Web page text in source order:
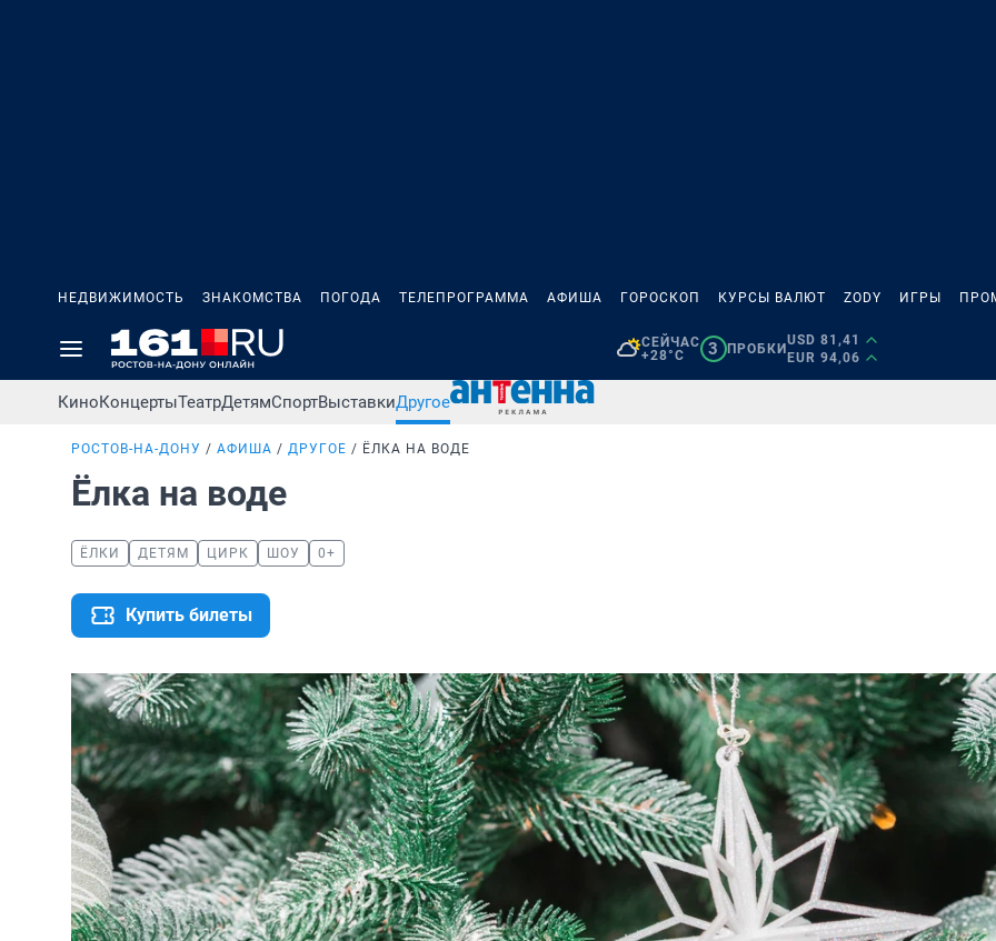
НЕДВИЖИМОСТЬ ЗНАКОМСТВА ПОГОДА ТЕЛЕПРОГРАММА АФИША ГОРОСКОП КУРСЫ ВАЛЮТ ZODY ИГРЫ
СЕЙЧАС
+28°C
3 ПРОБКИ
USD 81,41
EUR 94,06
КиноКонцертыТеатрДетямСпортВыставкиДругое
РОСТОВ-НА-ДОНУ АФИША ДРУГОЕ ЁЛКА НА ВОДЕ
Ёлка на воде
ЁЛКИ ДЕТЯМ ЦИРК ШОУ 0+
Купить билеты